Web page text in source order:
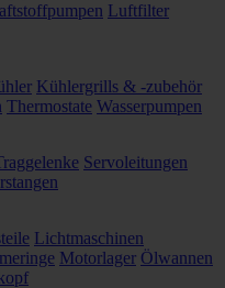
Luftfilter
Kühlergrills & -zubehör
Thermostate Wasserpumpen
Servoleitungen
Lichtmaschinen
Motorlager Ölwannen